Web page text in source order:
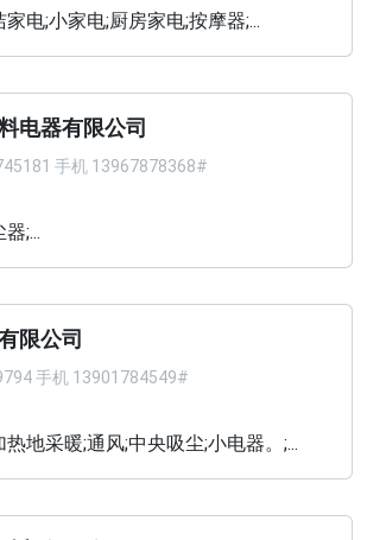
电;小家电;厨房家电;按摩器;...
电器有限公司
手机 13967878368#
;...
限公司
手机 13901784549#
地采暖;通风;中央吸尘;小电器。;...